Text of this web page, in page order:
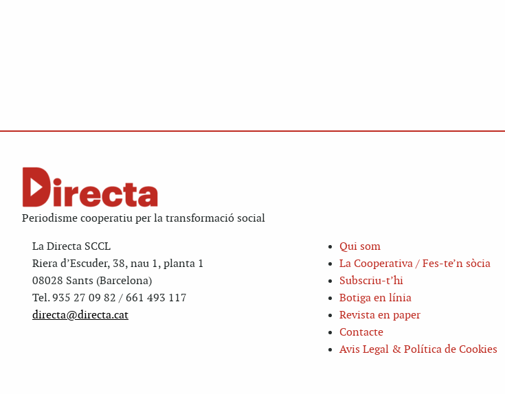
Periodisme cooperatiu per la transformació social
La Directa SCCL
Riera d’Escuder, 38, nau 1, planta 1
08028 Sants (Barcelona)
Tel. 935 27 09 82 / 661 493 117
directa@directa.cat
Qui som
La Cooperativa / Fes-te’n sòcia
Subscriu-t’hi
Botiga en línia
Revista en paper
Contacte
Avis Legal & Política de Cookies